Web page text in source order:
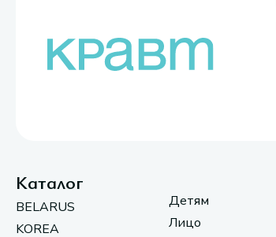
Каталог
BELARUS
KOREA
Детям
Лицо